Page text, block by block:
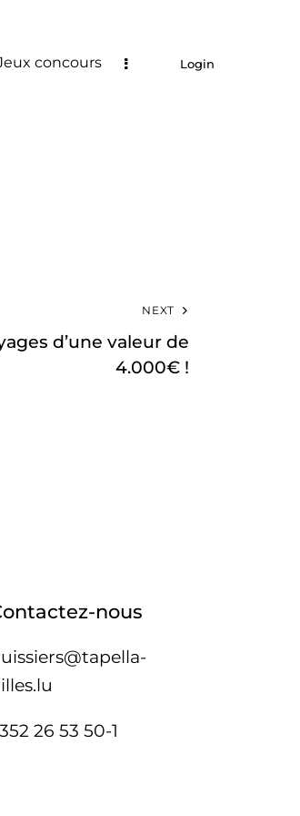
concours Login
NEXT
d’une valeur de
4.000€ !
nous
26 53 50-1